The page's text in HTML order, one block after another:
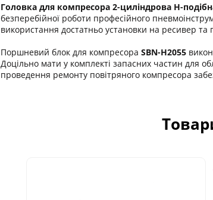
Головка для компресора 2-циліндрова Н-
безперебійної роботи професійного
використання достатньо установки на ресивер
Поршневий блок для компресора SBN-H2055
Доцільно мати у комплекті запасних частин для
проведення ремонту повітряного компресора